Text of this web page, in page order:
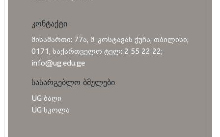
კონტაქტი
მისამართი: 77ა, მ. კოსტავას ქუჩა, თბილისი,
0171, საქართველო ტელ: 2 55 22 22;
info@ug.edu.ge
სასარგებლო ბმულები
UG ბაღი
UG სკოლა